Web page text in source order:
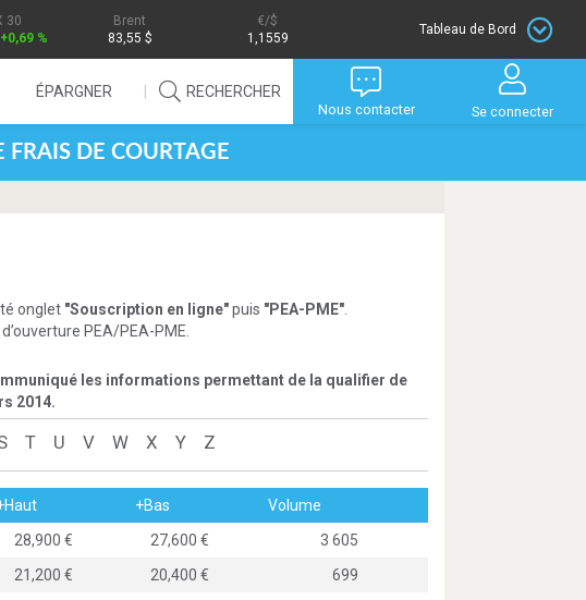
30
+0,69 %
Brent
83,55 $
/$
1,1559
Tableau de Bord
ÉPARGNER RECHERCHER
Nous contacter Se connecter
DE COURTAGE
onglet "Souscription en ligne"puis "PEA-PME"
PEA/PEA-PME.
les informations permettant de la qualifier de
2014.
T U V W X Y Z
+Bas
Volume
28,900 27,600
3 605
21,200 20,400
699